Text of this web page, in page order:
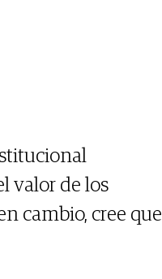
valor de los
cambio, cree que